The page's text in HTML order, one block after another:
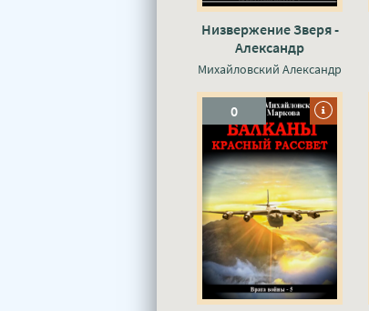
Низвержение Зверя -
Александр
Михайловский, Юлия
Михайловский Александр
0